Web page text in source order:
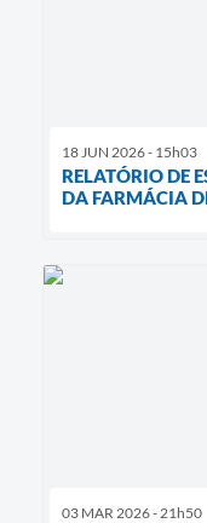
18 JUN 2026 - 15h03
RELATÓRIO DE
DA FARMÁCIA
03 MAR 2026 - 21h50